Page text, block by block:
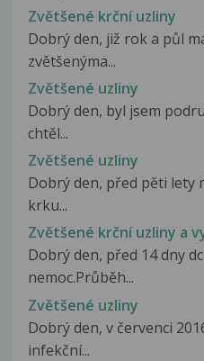
Zvětšené krční uzliny
Dobrý den, již rok a půl
zvětšenýma...
Zvětšené uzliny
Dobrý den, byl jsem
chtěl...
Zvětšené uzliny
Dobrý den, před pěti lety
krku...
Zvětšené krční uzliny a
Dobrý den, před 14 dny
nemoc.Průběh...
Zvětšené uzliny
Dobrý den, v červenci
infekční...